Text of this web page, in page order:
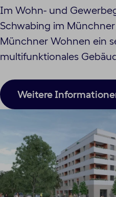
Im Wohn- und
Schwabing im
Münchner Wohnen ein
multifunktionales
Weitere